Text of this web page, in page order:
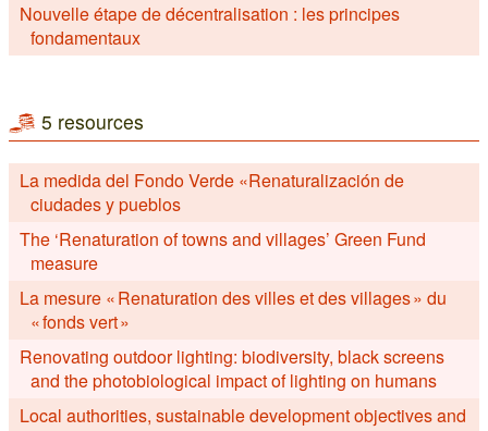
Nouvelle étape de décentralisation : les principes
fondamentaux
5 resources
La medida del Fondo Verde «Renaturalización de
ciudades y pueblos
The ‘Renaturation of towns and villages’ Green Fund
measure
La mesure « Renaturation des villes et des villages » du
« fonds vert »
Renovating outdoor lighting: biodiversity, black screens
and the photobiological impact of lighting on humans
Local authorities, sustainable development objectives and